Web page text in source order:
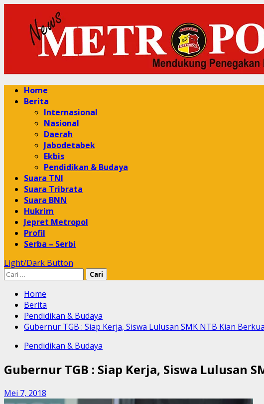
content
Primary
Menu
Home
Berita
Internasional
Nasional
Daerah
Jabodetabek
Ekbis
Pendidikan & Budaya
Suara TNI
Suara Tribrata
Suara BNN
Hukrim
Jepret Metropol
Profil
Serba – Serbi
Light/Dark Button
Cari
Home
Berita
Pendidikan & Budaya
Gubernur TGB : Siap Kerja, Siswa Lulusan SMK NTB Kian
Pendidikan & Budaya
Gubernur TGB : Siap Kerja, Siswa Lulusan
Mei 7, 2018